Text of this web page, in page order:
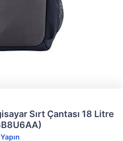
Sırt Çantası 18 Litre